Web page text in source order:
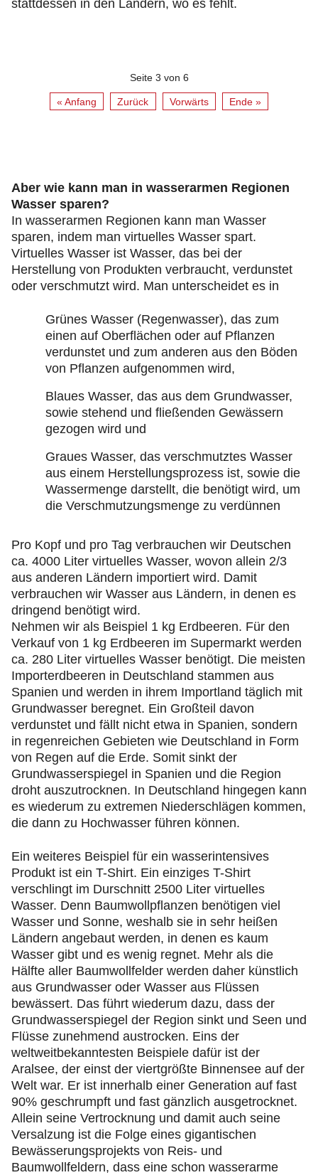
stattdessen in den Ländern, wo es fehlt.
Seite 3 von 6
« Anfang Zurück Vorwärts Ende »
Aber wie kann man in wasserarmen Regionen
Wasser sparen?
In wasserarmen Regionen kann man Wasser
sparen, indem man virtuelles Wasser spart.
Virtuelles Wasser ist Wasser, das bei der
Herstellung von Produkten verbraucht, verdunstet
oder verschmutzt wird. Man unterscheidet es in
Grünes Wasser (Regenwasser), das zum
einen auf Oberflächen oder auf Pflanzen
verdunstet und zum anderen aus den Böden
von Pflanzen aufgenommen wird,
Blaues Wasser, das aus dem Grundwasser,
sowie stehend und fließenden Gewässern
gezogen wird und
Graues Wasser, das verschmutztes Wasser
aus einem Herstellungsprozess ist, sowie die
Wassermenge darstellt, die benötigt wird, um
die Verschmutzungsmenge zu verdünnen
Pro Kopf und pro Tag verbrauchen wir Deutschen
ca. 4000 Liter virtuelles Wasser, wovon allein 2/3
aus anderen Ländern importiert wird. Damit
verbrauchen wir Wasser aus Ländern, in denen es
dringend benötigt wird.
Nehmen wir als Beispiel 1 kg Erdbeeren. Für den
Verkauf von 1 kg Erdbeeren im Supermarkt werden
ca. 280 Liter virtuelles Wasser benötigt. Die meisten
Importerdbeeren in Deutschland stammen aus
Spanien und werden in ihrem Importland täglich mit
Grundwasser beregnet. Ein Großteil davon
verdunstet und fällt nicht etwa in Spanien, sondern
in regenreichen Gebieten wie Deutschland in Form
von Regen auf die Erde. Somit sinkt der
Grundwasserspiegel in Spanien und die Region
droht auszutrocknen. In Deutschland hingegen kann
es wiederum zu extremen Niederschlägen kommen,
die dann zu Hochwasser führen können.
Ein weiteres Beispiel für ein wasserintensives
Produkt ist ein T-Shirt. Ein einziges T-Shirt
verschlingt im Durschnitt 2500 Liter virtuelles
Wasser. Denn Baumwollpflanzen benötigen viel
Wasser und Sonne, weshalb sie in sehr heißen
Ländern angebaut werden, in denen es kaum
Wasser gibt und es wenig regnet. Mehr als die
Hälfte aller Baumwollfelder werden daher künstlich
aus Grundwasser oder Wasser aus Flüssen
bewässert. Das führt wiederum dazu, dass der
Grundwasserspiegel der Region sinkt und Seen und
Flüsse zunehmend austrocken. Eins der
weltweitbekanntesten Beispiele dafür ist der
Aralsee, der einst der viertgrößte Binnensee auf der
Welt war. Er ist innerhalb einer Generation auf fast
90% geschrumpft und fast gänzlich ausgetrocknet.
Allein seine Vertrocknung und damit auch seine
Versalzung ist die Folge eines gigantischen
Bewässerungsprojekts von Reis- und
Baumwollfeldern, dass eine schon wasserarme